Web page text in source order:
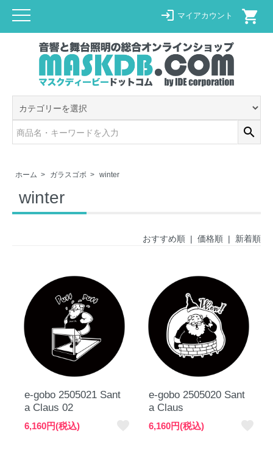
login マイアカウント shopping_cart
search
ホーム > ガラスゴボ > winter
winter
おすすめ順 | 価格順 | 新着順
e-gobo 2505021 Sant
a Claus 02
6,160円(税込)
e-gobo 2505020 Sant
a Claus
6,160円(税込)